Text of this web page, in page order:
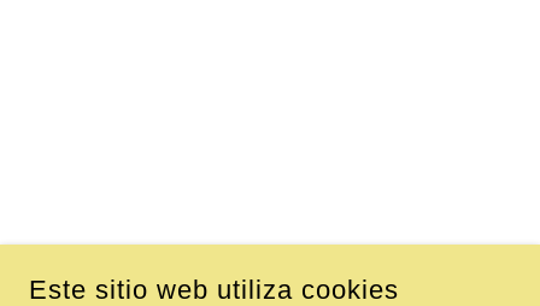
Este sitio web utiliza cookies